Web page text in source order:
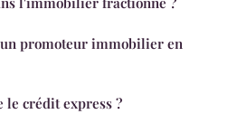
promoteur immobilier en
le crédit express ?